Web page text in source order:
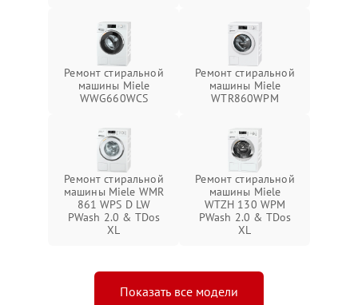
Ремонт стиральной
машины Miele
WWG660WCS
Ремонт стиральной
машины Miele
WTR860WPM
Ремонт стиральной
машины Miele WMR
861 WPS D LW
PWash 2.0 & TDos
XL
Ремонт стиральной
машины Miele
WTZH 130 WPM
PWash 2.0 & TDos
XL
Показать все модели